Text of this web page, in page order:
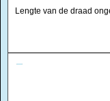
Lengte van de draad